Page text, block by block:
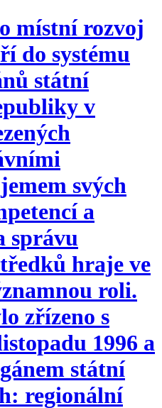
místní rozvoj
do systému
státní
v
svých
a
správu
hraje ve
roli.
zřízeno s
1996 a
státní
regionální